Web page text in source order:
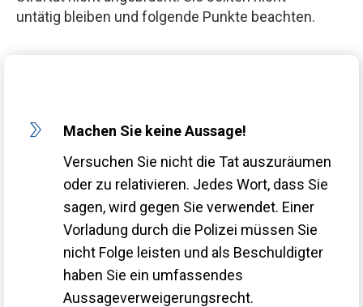
untätig bleiben und folgende Punkte beachten.
Machen Sie keine Aussage!
Versuchen Sie nicht die Tat auszuräumen
oder zu relativieren. Jedes Wort, dass Sie
sagen, wird gegen Sie verwendet. Einer
Vorladung durch die Polizei müssen Sie
nicht Folge leisten und als Beschuldigter
haben Sie ein umfassendes
Aussageverweigerungsrecht.